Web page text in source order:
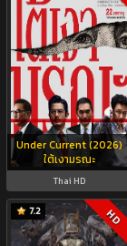
Under Current (2026)
ใต้เงามรณะ
Thai HD
7.2 HD